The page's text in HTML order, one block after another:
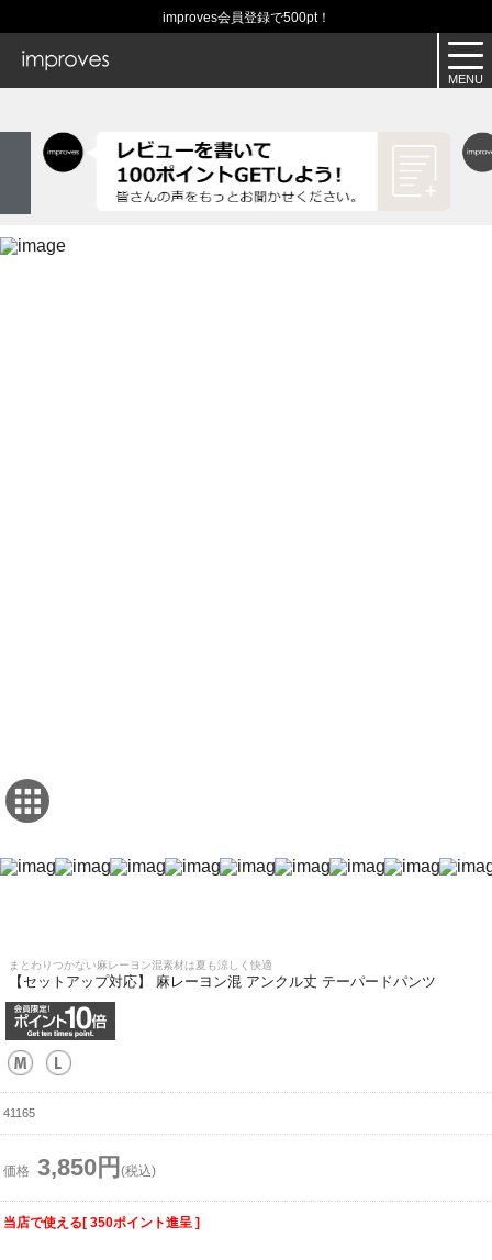
improves会員登録で500pt！
まとわりつかない麻レーヨン混素材は夏も涼しく快適
【セットアップ対応】 麻レーヨン混 アンクル丈 テーパードパンツ
41165
価格 3,850円 (税込)
当店で使える[ 350ポイント進呈 ]